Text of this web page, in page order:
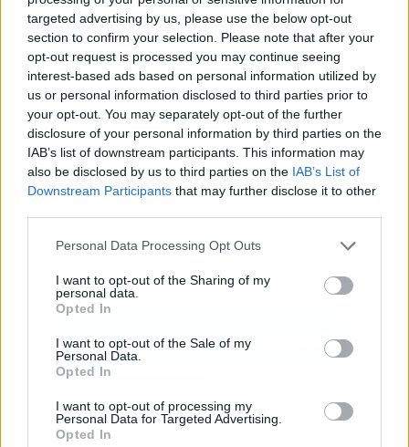
targeted advertising by us, please use the below opt-out
section to confirm your selection. Please note that after your
opt-out request is processed you may continue seeing
interest-based ads based on personal information utilized by
us or personal information disclosed to third parties prior to
your opt-out. You may separately opt-out of the further
disclosure of your personal information by third parties on the
IAB’s list of downstream participants. This information may
also be disclosed by us to third parties on the IAB’s List of
Downstream Participants that may further disclose it to other
Personal Data Processing Opt Outs
I want to opt-out of the Sharing of my
personal data.
Opted In
I want to opt-out of the Sale of my
Personal Data.
Opted In
I want to opt-out of processing my
Personal Data for Targeted Advertising.
Opted In
Publicidad